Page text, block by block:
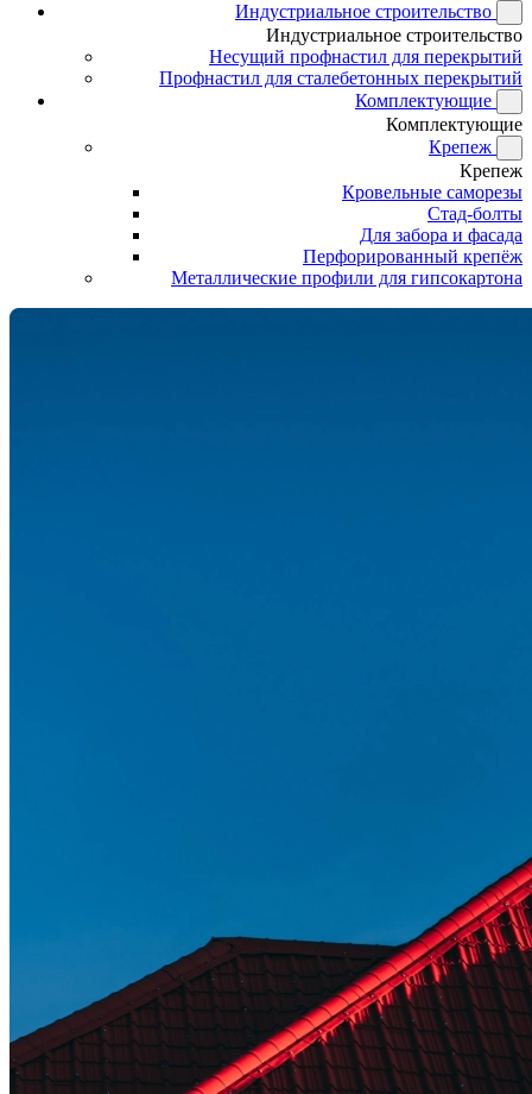
Индустриальное строительство
Индустриальное строительство
Несущий профнастил для перекрытий
Профнастил для сталебетонных перекрытий
Комплектующие
Комплектующие
Крепеж
Крепеж
Кровельные саморезы
Стад-болты
Для забора и фасада
Перфорированный крепёж
Металлические профили для гипсокартона